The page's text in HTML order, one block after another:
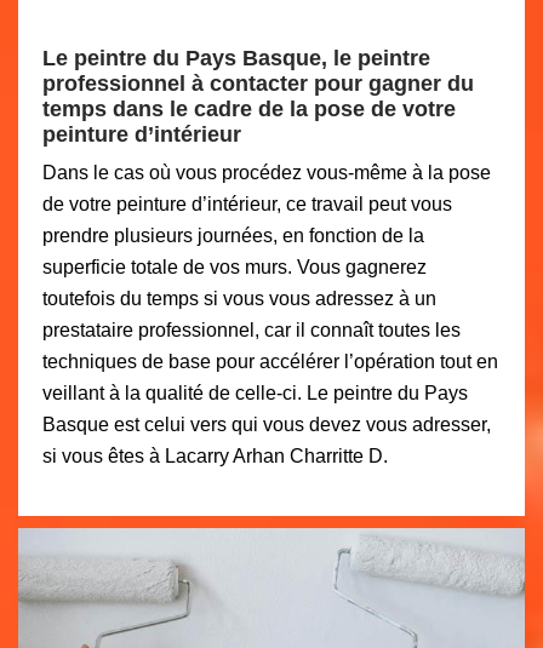
Le peintre du Pays Basque, le peintre
professionnel à contacter pour gagner du
temps dans le cadre de la pose de votre
peinture d’intérieur
Dans le cas où vous procédez vous-même à la pose
de votre peinture d’intérieur, ce travail peut vous
prendre plusieurs journées, en fonction de la
superficie totale de vos murs. Vous gagnerez
toutefois du temps si vous vous adressez à un
prestataire professionnel, car il connaît toutes les
techniques de base pour accélérer l’opération tout en
veillant à la qualité de celle-ci. Le peintre du Pays
Basque est celui vers qui vous devez vous adresser,
si vous êtes à Lacarry Arhan Charritte D.